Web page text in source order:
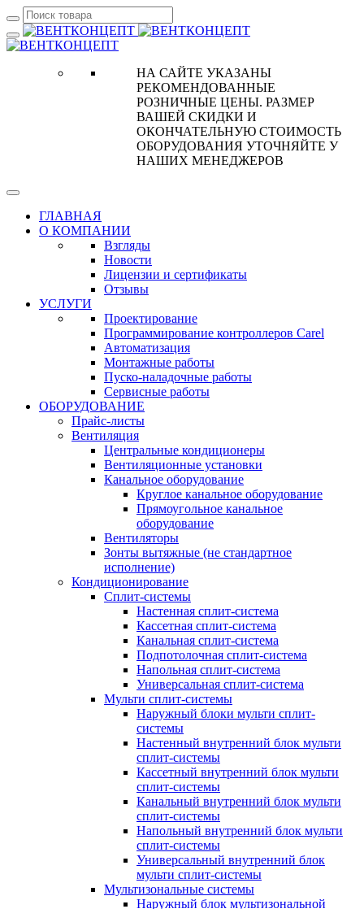
НА САЙТЕ УКАЗАНЫ
РЕКОМЕНДОВАННЫЕ
РОЗНИЧНЫЕ ЦЕНЫ. РАЗМЕР
ВАШЕЙ СКИДКИ И
ОКОНЧАТЕЛЬНУЮ СТОИМОСТЬ
ОБОРУДОВАНИЯ УТОЧНЯЙТЕ У
НАШИХ МЕНЕДЖЕРОВ
ГЛАВНАЯ
О КОМПАНИИ
Взгляды
Новости
Лицензии и сертификаты
Отзывы
УСЛУГИ
Проектирование
Программирование контроллеров Carel
Автоматизация
Монтажные работы
Пуско-наладочные работы
Сервисные работы
ОБОРУДОВАНИЕ
Прайс-листы
Вентиляция
Центральные кондиционеры
Вентиляционные установки
Канальное оборудование
Круглое канальное оборудование
Прямоугольное канальное
оборудование
Вентиляторы
Зонты вытяжные (не стандартное
исполнение)
Кондиционирование
Сплит-системы
Настенная сплит-система
Кассетная сплит-система
Канальная сплит-система
Подпотолочная сплит-система
Напольная сплит-система
Универсальная сплит-система
Мульти сплит-системы
Наружный блоки мульти сплит-
системы
Настенный внутренний блок мульти
сплит-системы
Кассетный внутренний блок мульти
сплит-системы
Канальный внутренний блок мульти
сплит-системы
Напольный внутренний блок мульти
сплит-системы
Универсальный внутренний блок
мульти сплит-системы
Мультизональные системы
Наружный блок мультизональной